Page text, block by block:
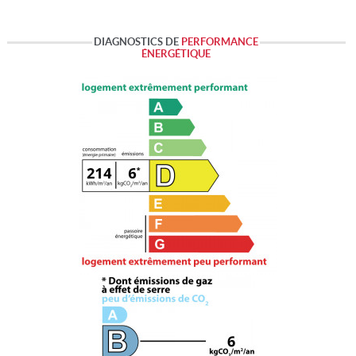
DIAGNOSTICS DE PERFORMANCE
ÉNERGÉTIQUE